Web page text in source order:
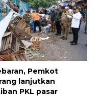
Pemkot
lanjutkan
PKL pasar